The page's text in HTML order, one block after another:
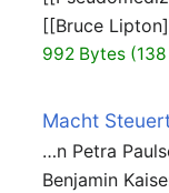
[[Bruce
992 Bytes
Macht
…n Petra
Benjamin